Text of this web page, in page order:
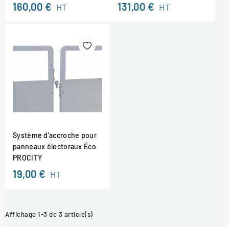
160,00 € HT 131,00 € HT
Système d'accroche pour
panneaux électoraux Éco
PROCITY
19,00 € HT
Affichage 1-3 de 3 article(s)